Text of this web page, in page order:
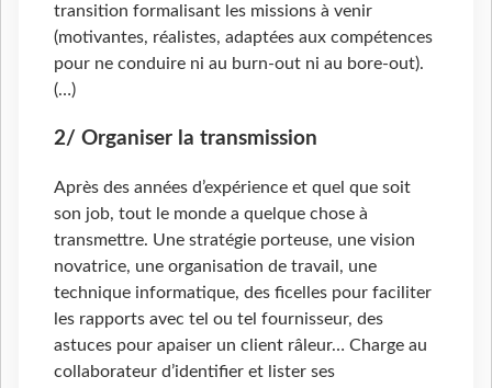
transition formalisant les missions à venir
(motivantes, réalistes, adaptées aux compétences
pour ne conduire ni au burn-out ni au bore-out).
(…)
2/ Organiser la transmission
Après des années d’expérience et quel que soit
son job, tout le monde a quelque chose à
transmettre. Une stratégie porteuse, une vision
novatrice, une organisation de travail, une
technique informatique, des ficelles pour faciliter
les rapports avec tel ou tel fournisseur, des
astuces pour apaiser un client râleur… Charge au
collaborateur d’identifier et lister ses